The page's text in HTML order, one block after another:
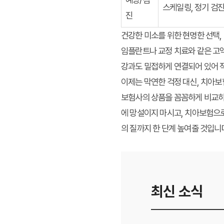
진
스케일링, 정기 검
건강한 미소를 위한 현명한 선
임플란트나 교정 치료와 같은 고
강과도 밀접하게 연결되어 있어
이제는 막연한 걱정 대신, 치아
보험사의 상품을 꼼꼼하게 비교
에 망설이지 마시고, 치아보험으
의 질까지 한 단계 높여줄 것입니
최신 소식